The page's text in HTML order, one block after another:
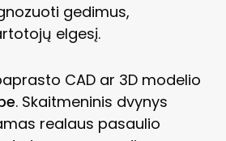
gedimus,
elgesį.
CAD ar 3D modelio
. Skaitmeninis dvynys
realaus pasaulio